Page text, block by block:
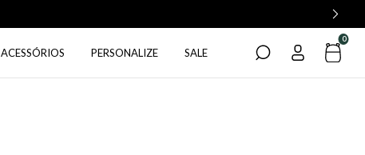
ACESSÓRIOS PERSONALIZE SALE
0